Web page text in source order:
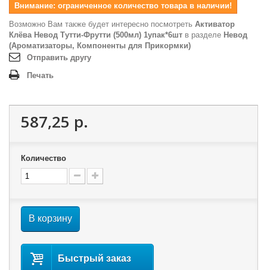
Внимание: ограниченное количество товара в наличии!
Возможно Вам также будет интересно посмотреть Активатор
Клёва Невод Тутти-Фрутти (500мл) 1упак*6шт в разделе Невод
(Ароматизаторы, Компоненты для Прикормки)
Отправить другу
Печать
587,25 р.
Количество
В корзину
Быстрый заказ